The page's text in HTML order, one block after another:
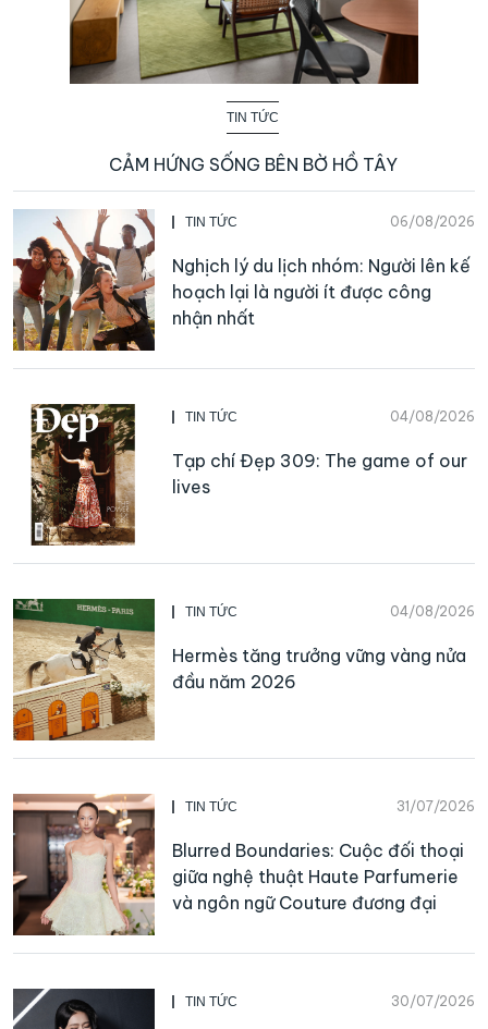
TIN TỨC
CẢM HỨNG SỐNG BÊN BỜ HỒ TÂY
TIN TỨC 06/08/2026
Nghịch lý du lịch nhóm: Người lên kế
hoạch lại là người ít được công
nhận nhất
TIN TỨC 04/08/2026
Tạp chí Đẹp 309: The game of our
lives
TIN TỨC 04/08/2026
Hermès tăng trưởng vững vàng nửa
đầu năm 2026
TIN TỨC 31/07/2026
Blurred Boundaries: Cuộc đối thoại
giữa nghệ thuật Haute Parfumerie
và ngôn ngữ Couture đương đại
TIN TỨC 30/07/2026